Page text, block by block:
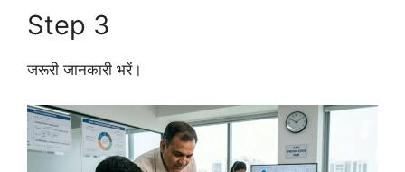
Step 3
जरूरी जानकारी भरें।